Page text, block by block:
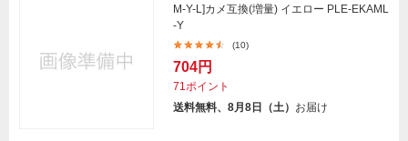
M-Y-L]カメ互換(増量) イエロー PLE-EKAML
-Y
(10)
704円
71ポイント
送料無料、8月8日（土） お届け